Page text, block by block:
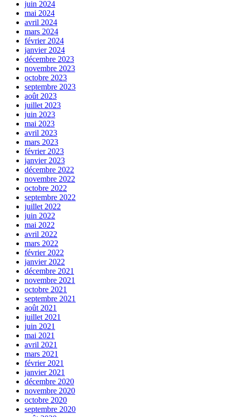
juin 2024
mai 2024
avril 2024
mars 2024
février 2024
janvier 2024
décembre 2023
novembre 2023
octobre 2023
septembre 2023
août 2023
juillet 2023
juin 2023
mai 2023
avril 2023
mars 2023
février 2023
janvier 2023
décembre 2022
novembre 2022
octobre 2022
septembre 2022
juillet 2022
juin 2022
mai 2022
avril 2022
mars 2022
février 2022
janvier 2022
décembre 2021
novembre 2021
octobre 2021
septembre 2021
août 2021
juillet 2021
juin 2021
mai 2021
avril 2021
mars 2021
février 2021
janvier 2021
décembre 2020
novembre 2020
octobre 2020
septembre 2020